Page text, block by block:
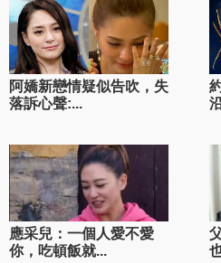
阿嬌新戀情疑似告吹，失
落訴心聲:...
應采兒：一個人愛不愛
你，吃頓飯就...